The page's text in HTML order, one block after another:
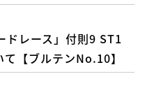
ドレース」付則9 ST1
【ブルテンNo.10】